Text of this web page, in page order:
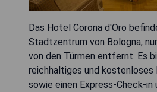
Das Hotel Corona d'Oro
Stadtzentrum von Bologna,
von den Türmen entfernt. Es
reichhaltiges und
sowie einen Express-Check-in